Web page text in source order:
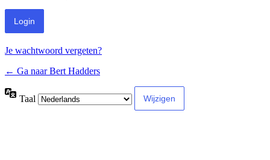
Je wachtwoord vergeten?
← Ga naar Bert Hadders
Taal